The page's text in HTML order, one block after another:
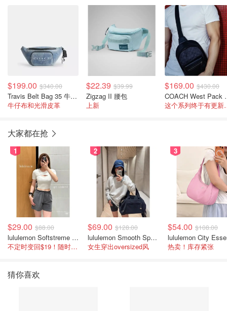
$199.00 $340.00
Travis Belt Bag 35 牛仔布挂饰腰包
牛仔布和光滑皮革
$22.39 $39.99
Zigzag II 腰包
上新
$169.00 $430.00
这个系
大家都在抢
1
$29.00 $88.00
lululemon Softstreme 女士高腰短裤 10cm
不定时变回$19！随时点进来看
2
$69.00 $128.00
lululemon Smooth Spacer 经典卫衣
女生穿出oversized风
3
$54.00 $108.00
热卖！库存紧张
猜你喜欢